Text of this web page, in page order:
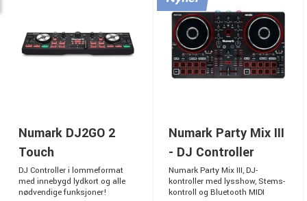
Numark DJ2GO 2
Touch
DJ Controller i lommeformat
med innebygd lydkort og alle
nødvendige funksjoner!
Numark Party Mix III
- DJ Controller
Numark Party Mix III, DJ-
kontroller med lysshow, Stems-
kontroll og Bluetooth MIDI